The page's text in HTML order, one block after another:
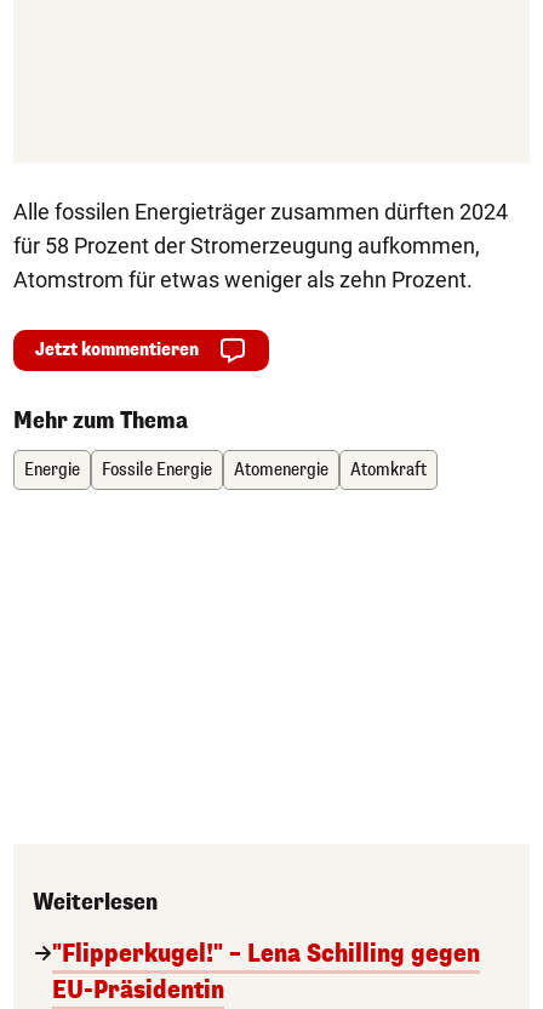
Alle fossilen Energieträger zusammen dürften 2024
für 58 Prozent der Stromerzeugung aufkommen,
Atomstrom für etwas weniger als zehn Prozent.
Jetzt kommentieren
Mehr zum Thema
Energie Fossile Energie Atomenergie Atomkraft
Weiterlesen
"Flipperkugel!" – Lena Schilling gegen
EU-Präsidentin